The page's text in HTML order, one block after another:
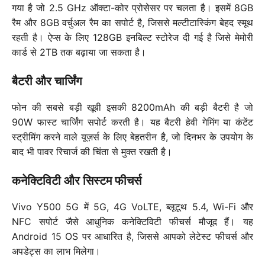
गया है जो 2.5 GHz ऑक्टा-कोर प्रोसेसर पर चलता है। इसमें 8GB
रैम और 8GB वर्चुअल रैम का सपोर्ट है, जिससे मल्टीटास्किंग बेहद स्मूथ
रहती है। ऐप्स के लिए 128GB इनबिल्ट स्टोरेज दी गई है जिसे मेमोरी
कार्ड से 2TB तक बढ़ाया जा सकता है।
बैटरी और चार्जिंग
फोन की सबसे बड़ी खूबी इसकी 8200mAh की बड़ी बैटरी है जो
90W फास्ट चार्जिंग सपोर्ट करती है। यह बैटरी हेवी गेमिंग या कंटेंट
स्ट्रीमिंग करने वाले यूज़र्स के लिए बेहतरीन है, जो दिनभर के उपयोग के
बाद भी पावर रिचार्ज की चिंता से मुक्त रखती है।
कनेक्टिविटी और सिस्टम फीचर्स
Vivo Y500 5G में 5G, 4G VoLTE, ब्लूटूथ 5.4, Wi-Fi और
NFC सपोर्ट जैसे आधुनिक कनेक्टिविटी फीचर्स मौजूद हैं। यह
Android 15 OS पर आधारित है, जिससे आपको लेटेस्ट फीचर्स और
अपडेट्स का लाभ मिलेगा।